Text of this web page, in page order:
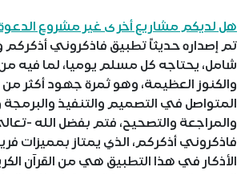
هل لديكم مشاريع أخرى غير مشروع الدعوة
تم إصداره حديثاً تطبيق فاذكروني أذكركم
شامل، يحتاجه كل مسلم يوميا، لما فيه من
والكنوز العظيمة، وهو ثمرة جهود أكثر
المتواصل في التصميم والتنفيذ والبرمجة
والمراجعة والتصحيح، فتم بفضل الله -
فاذكروني أذكركم، الذي يمتاز بمميزات
الأذكار في هذا التطبيق هي من القرآن